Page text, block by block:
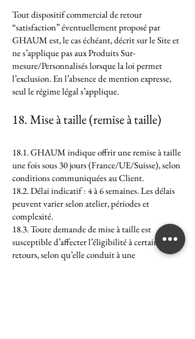
Tout dispositif commercial de retour
“satisfaction” éventuellement proposé par
GHAUM est, le cas échéant, décrit sur le Site et
ne s’applique pas aux Produits Sur-
mesure/Personnalisés lorsque la loi permet
l’exclusion. En l’absence de mention expresse,
seul le régime légal s’applique.
18. Mise à taille (remise à taille)
18.1. GHAUM indique offrir une remise à taille
une fois sous 30 jours (France/UE/Suisse), selon
conditions communiquées au Client.
18.2. Délai indicatif : 4 à 6 semaines. Les délais
peuvent varier selon atelier, périodes et
complexité.
18.3. Toute demande de mise à taille est
susceptible d’affecter l’éligibilité à certains
retours, selon qu’elle conduit à une